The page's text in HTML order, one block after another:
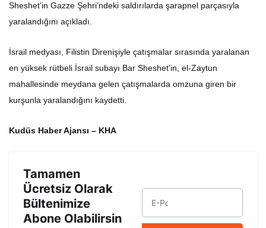
yaralandığını açıkladı.
İsrail medyası, Filistin Direnişiyle çatışmalar sırasında yaralanan
en yüksek rütbeli İsrail subayı Bar Sheshet’in, el-Zaytun
mahallesinde meydana gelen çatışmalarda omzuna giren bir
kurşunla yaralandığını kaydetti.
Kudüs Haber Ajansı – KHA
Tamamen
Ücretsiz Olarak
Bültenimize
Abone Olabilirsin